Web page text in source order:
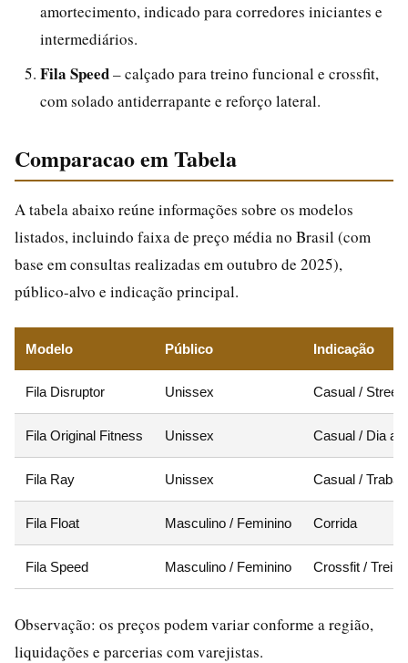
amortecimento, indicado para corredores iniciantes e
intermediários.
Fila Speed– calçado para treino funcional e crossfit,
com solado antiderrapante e reforço lateral.
Comparacao em Tabela
A tabela abaixo reúne informações sobre os modelos
listados, incluindo faixa de preço média no Brasil (com
base em consultas realizadas em outubro de 2025),
público-alvo e indicação principal.
Modelo Público Indicação
Fila Disruptor Unissex Casual /
Fila Original Fitness Unissex Casual / Dia a
Fila Ray Unissex Casual /
Fila Float Masculino / Feminino Corrida
Fila Speed Masculino / Feminino Crossfit / Treino
Observação: os preços podem variar conforme a região,
liquidações e parcerias com varejistas.